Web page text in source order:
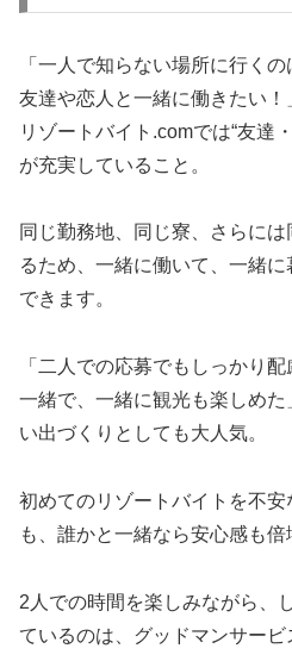
「一人で知らない場所に行く
友達や恋人と一緒に働きたい！
リゾートバイト.comでは“友達
が充実していること。
同じ勤務地、同じ寮、さらに
るため、一緒に働いて、一緒
できます。
「二人での応募でもしっかり
一緒で、一緒に観光も楽しめ
い出づくりとしても大人気。
初めてのリゾートバイトを不
も、誰かと一緒なら安心感も倍
2人での時間を楽しみながら、
ているのは、グッドマンサービ